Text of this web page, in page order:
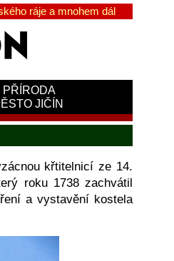
ráje a mnohem dál
PŘÍRODA
JIČÍN
křtitelnicí ze 14.
roku 1738 zachvátil
a vystavění kostela